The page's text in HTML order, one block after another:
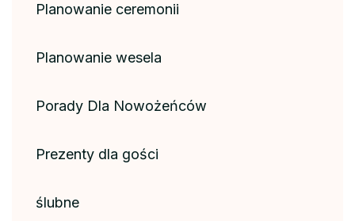
Planowanie ceremonii
Planowanie wesela
Porady Dla Nowożeńców
Prezenty dla gości
ślubne